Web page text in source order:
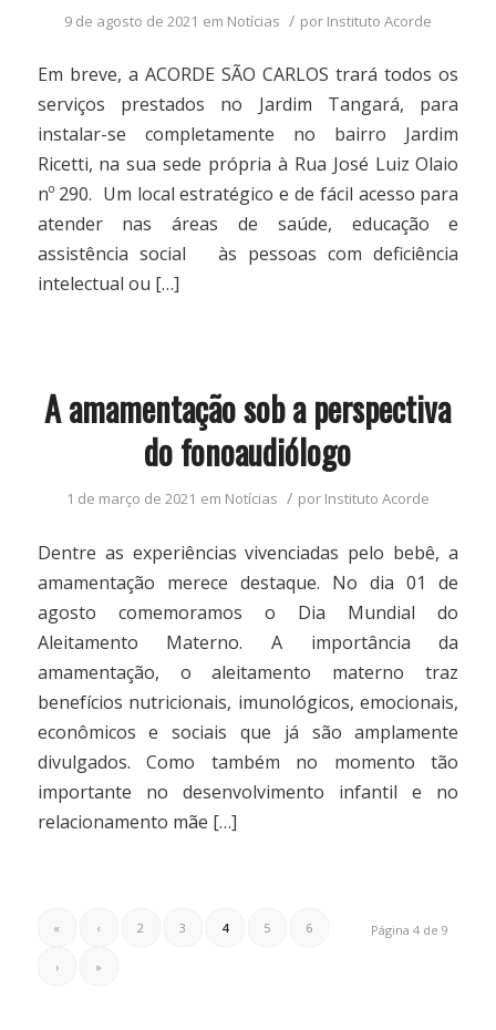
9 de agosto de 2021 em Notícias / por Instituto Acorde
Em breve, a ACORDE SÃO CARLOS trará todos os
serviços prestados no Jardim Tangará, para
instalar-se completamente no bairro Jardim
Ricetti, na sua sede própria à Rua José Luiz Olaio
nº 290. Um local estratégico e de fácil acesso para
atender nas áreas de saúde, educação e
assistência social às pessoas com deficiência
intelectual ou […]
A amamentação sob a perspectiva
do fonoaudiólogo
1 de março de 2021 em Notícias / por Instituto Acorde
Dentre as experiências vivenciadas pelo bebê, a
amamentação merece destaque. No dia 01 de
agosto comemoramos o Dia Mundial do
Aleitamento Materno. A importância da
amamentação, o aleitamento materno traz
benefícios nutricionais, imunológicos, emocionais,
econômicos e sociais que já são amplamente
divulgados. Como também no momento tão
importante no desenvolvimento infantil e no
relacionamento mãe […]
Página 4 de 9
« ‹ 2 3 4 5 6
› »